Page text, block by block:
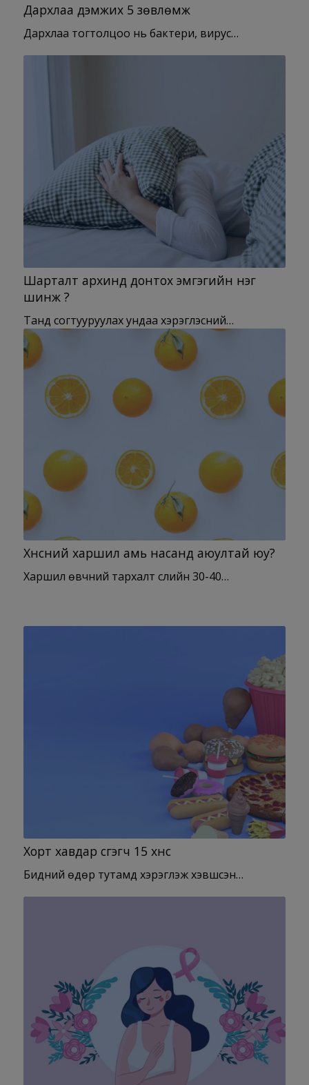
Дархлаа дэмжих 5 зөвлөмж
Дархлаа тогтолцоо нь бактери, вирус…
Шарталт архинд донтох эмгэгийн нэг
шинж үү?
Танд согтууруулах ундаа хэрэглэсний…
Хүнсний харшил амь насанд аюултай юу?
Харшил өвчний тархалт сүүлийн 30-40…
Хорт хавдар үүсгэгч 15 хүнс
Бидний өдөр тутамд хэрэглэж хэвшсэн…